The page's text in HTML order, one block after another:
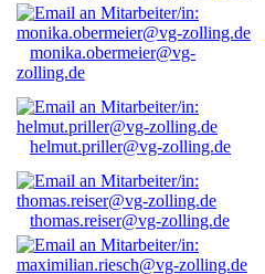
monika.obermeier@vg-
zolling.de
helmut.priller@vg-zolling.de
thomas.reiser@vg-zolling.de